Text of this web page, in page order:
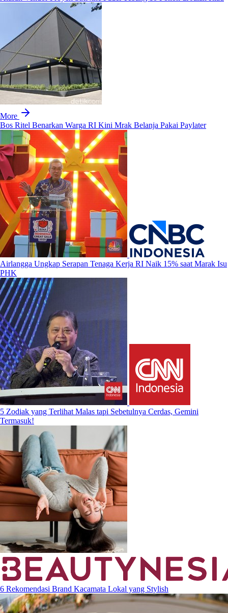
More
Bos Ritel Benarkan Warga RI Kini Mrak Belanja Pakai Paylater
Airlangga Ungkap Serapan Tenaga Kerja RI Naik 15% saat Marak Isu
PHK
5 Zodiak yang Terlihat Malas tapi Sebetulnya Cerdas, Gemini
Termasuk!
6 Rekomendasi Brand Kacamata Lokal yang Stylish